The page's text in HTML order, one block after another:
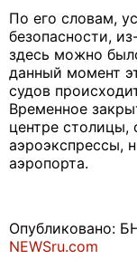
По его словам,
безопасности,
здесь можно
данный момент
судов
Временное
центре столицы,
аэроэкспрессы,
аэропорта.
Опубликовано:
NEWSru.com